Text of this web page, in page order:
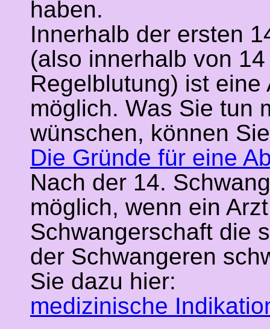
haben.
Innerhalb der ersten
(also innerhalb von
Regelblutung) ist
möglich. Was Sie tun
wünschen, können
Die Gründe für eine
Nach der 14.
möglich, wenn ein
Schwangerschaft die
der Schwangeren
Sie dazu hier:
medizinische